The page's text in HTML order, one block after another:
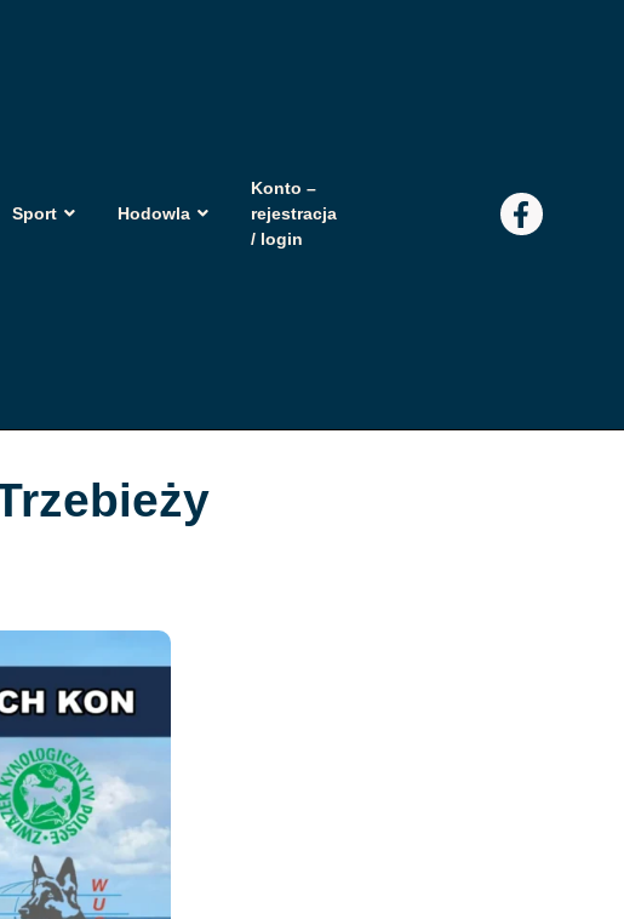
Sport Hodowla
Konto –
rejestracja
/ login